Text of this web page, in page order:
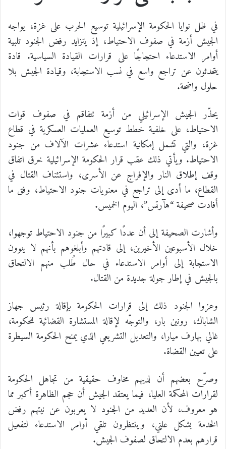
في ظل نوايا الحكومة الإسرائيلية توسيع الحرب على غزة، يواجه
الجيش أزمة في صفوف الاحتياط، إذ يتزايد رفض الجنود تلبية
أوامر الاستدعاء احتجاجًا على قرارات القيادة السياسية. قادة
يتحدثون عن تراجع واسع في نسب الاستجابة، وقيادة الجيش بلا
حلول واضحة.
يحذّر الجيش الإسرائيلي من أزمة تتفاقم في صفوف قوات
الاحتياط، على خلفية خطط توسيع العمليات العسكرية في قطاع
غزة، والتي تشمل إمكانية استدعاء عشرات الآلاف من جنود
الاحتياط. ويأتي ذلك عقب قرار الحكومة الإسرائيلية خرق اتفاق
وقف إطلاق النار والإفراج عن الأسرى، واستئناف القتال في
القطاع، ما أدى إلى تراجع في معنويات جنود الاحتياط، وفق ما
أفادت صحيفة “هآرتس”، اليوم الخميس.
وأشارت الصحيفة إلى أن عددًا كبيرًا من جنود الاحتياط توجهوا،
خلال الأسبوعين الأخيرين، إلى قادتهم وأبلغوهم بأنهم لا ينوون
الاستجابة إلى أوامر الاستدعاء في حال طُلب منهم الالتحاق
بالجيش في إطار جولة جديدة من القتال.
وعزوا الجنود ذلك إلى قرارات الحكومة بإقالة رئيس جهاز
الشاباك، رونين بار، والتوجّه لإقالة المستشارة القضائية للحكومة،
غالي بهارف ميارا، والتعديل التشريعي الذي يمنح الحكومة السيطرة
على تعيين القضاة.
وصرّح بعضهم أن لديهم مخاوف حقيقية من تجاهل الحكومة
لقرارات المحكمة العليا، فيما يعتقد الجيش أن حجم الظاهرة أكبر مما
هو معروف، لأن العديد من الجنود لا يعربون عن نيتهم رفض
الخدمة بشكل علني، وينتظرون تلقي أوامر الاستدعاء لتفعيل
قرارهم بعدم الالتحاق لصفوف الجيش.